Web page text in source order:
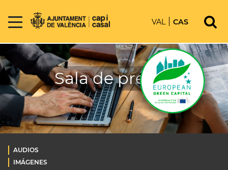
VAL CAS
Sala de prensa
AUDIOS
IMÁGENES